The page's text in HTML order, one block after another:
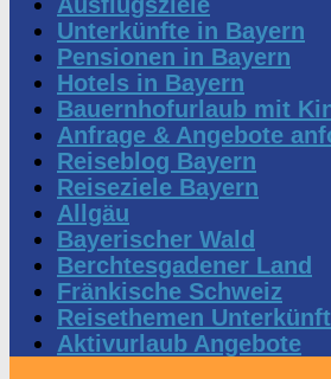
Unterkünfte in Bayern
Pensionen in Bayern
Hotels in Bayern
Bauernhofurlaub mit
Anfrage & Angebote
Reiseblog Bayern
Reiseziele Bayern
Allgäu
Bayerischer Wald
Berchtesgadener Land
Fränkische Schweiz
Reisethemen
Aktivurlaub Angebote